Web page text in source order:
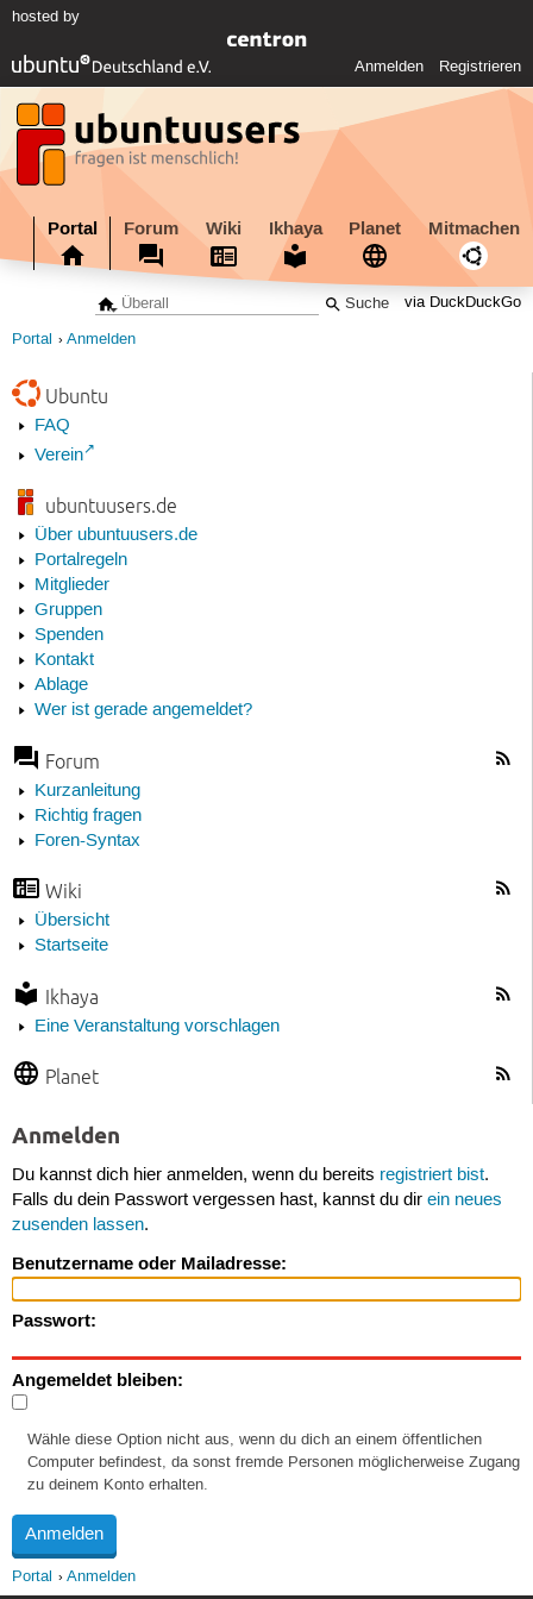
hosted by
Anmelden Registrieren
Portal Forum Wiki Ikhaya Planet Mitmachen
via DuckDuckGo
Portal Anmelden
Ubuntu
FAQ
Verein
ubuntuusers.de
Über ubuntuusers.de
Portalregeln
Mitglieder
Gruppen
Spenden
Kontakt
Ablage
Wer ist gerade angemeldet?
Forum
Kurzanleitung
Richtig fragen
Foren-Syntax
Wiki
Übersicht
Startseite
Ikhaya
Eine Veranstaltung vorschlagen
Planet
Anmelden
Du kannst dich hier anmelden, wenn du bereits registriert bist.
Falls du dein Passwort vergessen hast, kannst du dir ein neues
zusenden lassen.
Benutzername oder Mailadresse:
Passwort:
Angemeldet bleiben:
Wähle diese Option nicht aus, wenn du dich an einem öffentlichen
Computer befindest, da sonst fremde Personen möglicherweise Zugang
zu deinem Konto erhalten.
Portal Anmelden